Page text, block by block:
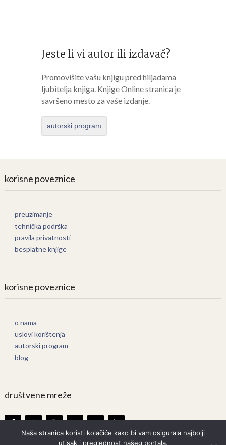
Jeste li vi autor ili izdavač?
Promovišite vašu knjigu pred hiljadama
ljubitelja knjiga. Knjige Online stranica je
savršeno mesto za vaše izdanje.
autorski program
korisne poveznice
preuzimanje
tehnička podrška
pravila privatnosti
besplatne knjige
korisne poveznice
o nama
uslovi korištenja
autorski program
blog
društvene mreže
Naša stranica koristi kolačiće kako bi vam osigurala najbolji
utisak i preglednost našeg portala.